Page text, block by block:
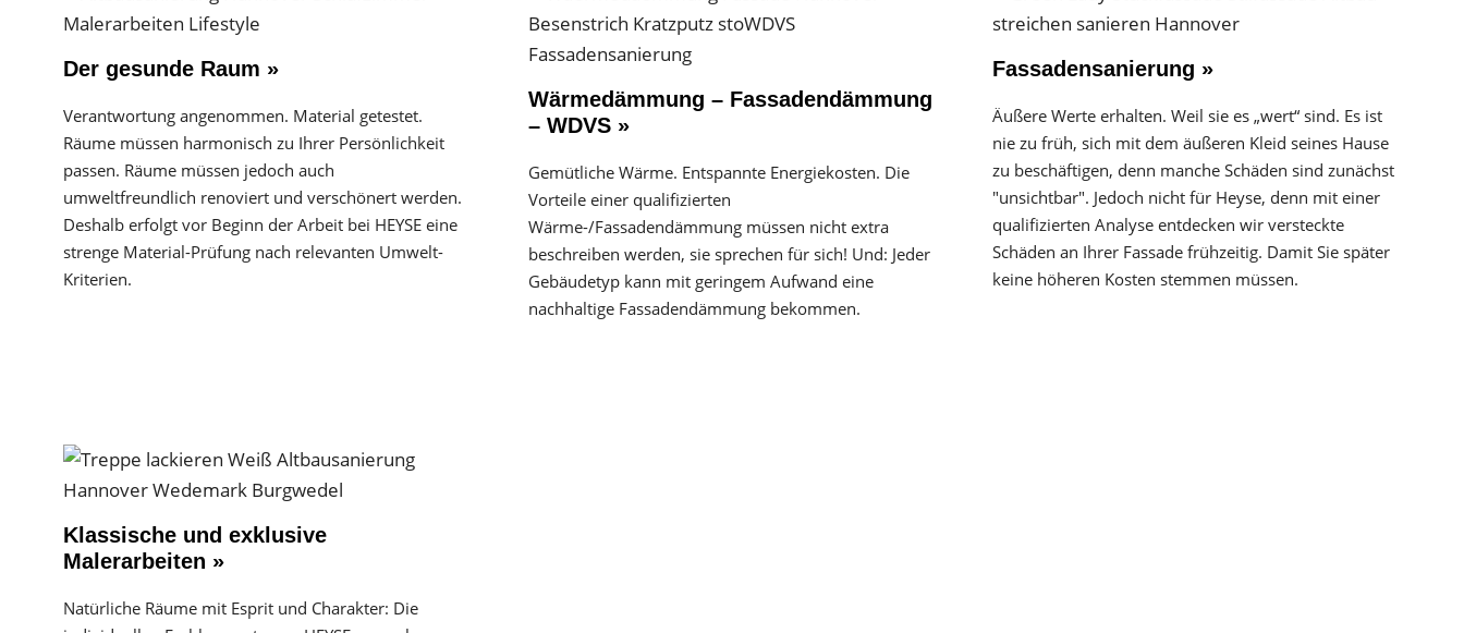
Der gesunde Raum »
Verantwortung angenommen. Material getestet.
Räume müssen harmonisch zu Ihrer Persönlichkeit
passen. Räume müssen jedoch auch
umweltfreundlich renoviert und verschönert werden.
Deshalb erfolgt vor Beginn der Arbeit bei HEYSE eine
strenge Material-Prüfung nach relevanten Umwelt-
Kriterien.
Wärmedämmung – Fassadendämmung
– WDVS »
Gemütliche Wärme. Entspannte Energiekosten. Die
Vorteile einer qualifizierten
Wärme-/Fassadendämmung müssen nicht extra
beschreiben werden, sie sprechen für sich! Und: Jeder
Gebäudetyp kann mit geringem Aufwand eine
nachhaltige Fassadendämmung bekommen.
Fassadensanierung »
Äußere Werte erhalten. Weil sie es „wert“ sind. Es ist
nie zu früh, sich mit dem äußeren Kleid seines Hause
zu beschäftigen, denn manche Schäden sind zunächst
"unsichtbar". Jedoch nicht für Heyse, denn mit einer
qualifizierten Analyse entdecken wir versteckte
Schäden an Ihrer Fassade frühzeitig. Damit Sie später
keine höheren Kosten stemmen müssen.
Klassische und exklusive
Malerarbeiten »
Natürliche Räume mit Esprit und Charakter: Die